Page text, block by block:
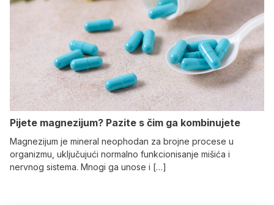
Pijete magnezijum? Pazite s čim ga kombinujete
Magnezijum je mineral neophodan za brojne procese u
organizmu, uključujući normalno funkcionisanje mišića i
nervnog sistema. Mnogi ga unose i […]